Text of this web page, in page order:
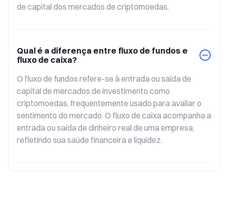
de capital dos mercados de criptomoedas.
Qual é a diferença entre fluxo de fundos e
fluxo de caixa?
O fluxo de fundos refere-se à entrada ou saída de
capital de mercados de investimento como
criptomoedas, frequentemente usado para avaliar o
sentimento do mercado. O fluxo de caixa acompanha a
entrada ou saída de dinheiro real de uma empresa,
refletindo sua saúde financeira e liquidez.